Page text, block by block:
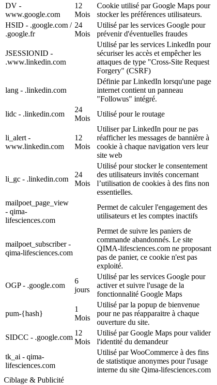
DV -
www.google.com
12
Mois
Cookie utilisé par Google Maps pour
stocker les préférences utilisateurs.
HSID - .google.com /
.google.fr
24
Mois
Utilisé par les services Google pour
prévenir d'éventuelles fraudes
JSESSIONID -
.www.linkedin.com
Utilisé par les services LinkedIn pour
sécuriser les accès et empêcher les
attaques de type "Cross-Site Request
Forgery" (CSRF)
lang - .linkedin.com
Définie par LinkedIn lorsqu'une page
internet contient un panneau
"Followus" intégré.
lidc - .linkedin.com
24
Mois
Utilisé pour le routage
li_alert -
www.linkedin.com
12
Mois
Utiliser par LinkedIn pour ne pas
réafficher les messages de bannière à
cookie à chaque navigation vers leur
site web
li_gc - .linkedin.com
24
Mois
Utilisé pour stocker le consentement
des utilisateurs invités concernant
l’utilisation de cookies à des fins non
essentielles.
mailpoet_page_view
- qima-
lifesciences.com
Permet de calculer l'engagement des
utilisateurs et les comptes inactifs
mailpoet_subscriber -
qima-lifesciences.com
Permet de suivre les paniers de
commande abandonnés. Le site
QIMA-lifesciences.com ne proposant
pas de panier, ce cookie n'est pas
exploité.
OGP - .google.com
6
jours
Utilisé par les services Google pour
activer et suivre l'usage de la
fonctionnalité Google Maps
pum-{hash}
1
Mois
Utilisé par la popup de bienvenue
pour ne pas réapparaitre à chaque
ouverture du site.
SIDCC - .google.com
12
Mois
Utilisé par Google Maps pour valider
l'identité du demandeur
tk_ai - qima-
lifesciences.com
Utilisé par WooCommerce à des fins
de statistique anonymes pour l'usage
interne du site Qima-lifesciences.com
Ciblage & Publicité